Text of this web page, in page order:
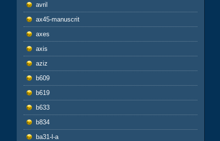
avril
ax45-manuscrit
axes
axis
aziz
b609
b619
b633
b834
ba31-l-a